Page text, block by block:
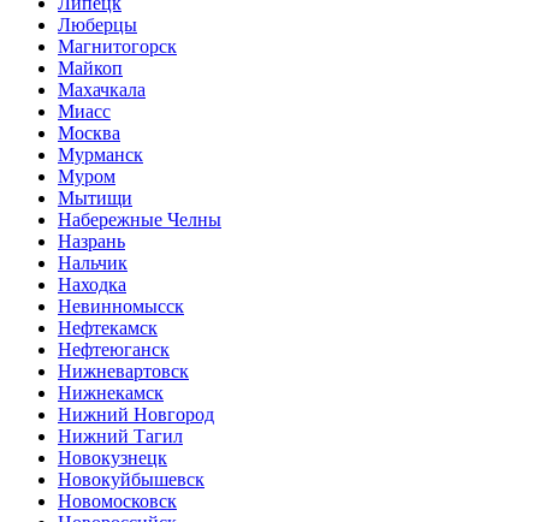
Люберцы
Магнитогорск
Майкоп
Махачкала
Миасс
Москва
Мурманск
Муром
Мытищи
Набережные Челны
Назрань
Нальчик
Находка
Невинномысск
Нефтекамск
Нефтеюганск
Нижневартовск
Нижнекамск
Нижний Новгород
Нижний Тагил
Новокузнецк
Новокуйбышевск
Новомосковск